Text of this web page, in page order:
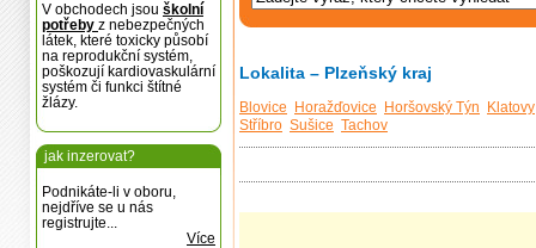
V obchodech jsou školní
potřeby z nebezpečných
látek, které toxicky působí
na reprodukční systém,
poškozují kardiovaskulární
systém či funkci štítné
žlázy.
jak inzerovat?
Podnikáte-li v oboru,
nejdříve se u nás
registrujte...
Více
Lokalita – Plzeňský kraj
Blovice Horažďovice Horšovský Týn
Klatovy
Stříbro Sušice Tachov